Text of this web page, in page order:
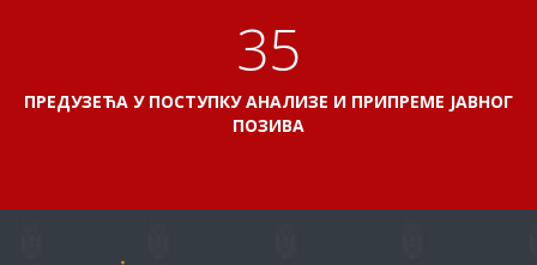
38
ПРЕДУЗЕЋА У ПОСТУПКУ АНАЛИЗЕ И ПРИПРЕМЕ ЈАВНОГ
ПОЗИВА